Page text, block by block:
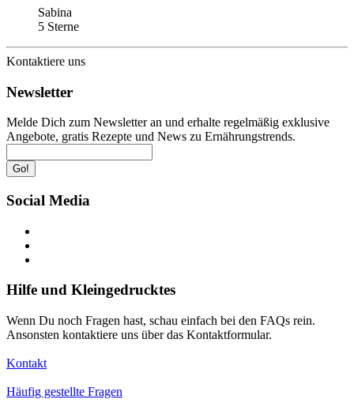
Sabina
5 Sterne
Kontaktiere uns
Newsletter
Melde Dich zum Newsletter an und erhalte regelmäßig exklusive
Angebote, gratis Rezepte und News zu Ernährungstrends.
Go!
Social Media
Hilfe und Kleingedrucktes
Wenn Du noch Fragen hast, schau einfach bei den FAQs rein.
Ansonsten kontaktiere uns über das Kontaktformular.
Kontakt
Häufig gestellte Fragen